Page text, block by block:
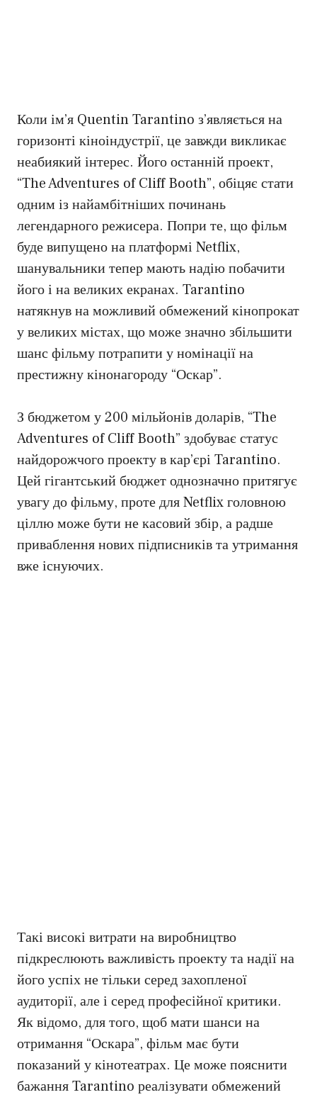
Коли ім’я Quentin Tarantino з’являється на
горизонті кіноіндустрії, це завжди викликає
неабиякий інтерес. Його останній проект,
“The Adventures of Cliff Booth”, обіцяє стати
одним із найамбітніших починань
легендарного режисера. Попри те, що фільм
буде випущено на платформі Netflix,
шанувальники тепер мають надію побачити
його і на великих екранах. Tarantino
натякнув на можливий обмежений кінопрокат
у великих містах, що може значно збільшити
шанс фільму потрапити у номінації на
престижну кінонагороду “Оскар”.
З бюджетом у 200 мільйонів доларів, “The
Adventures of Cliff Booth” здобуває статус
найдорожчого проекту в кар’єрі Tarantino.
Цей гігантський бюджет однозначно притягує
увагу до фільму, проте для Netflix головною
ціллю може бути не касовий збір, а радше
приваблення нових підписників та утримання
вже існуючих.
Такі високі витрати на виробництво
підкреслюють важливість проекту та надії на
його успіх не тільки серед захопленої
аудиторії, але і серед професійної критики.
Як відомо, для того, щоб мати шанси на
отримання “Оскара”, фільм має бути
показаний у кінотеатрах. Це може пояснити
бажання Tarantino реалізувати обмежений